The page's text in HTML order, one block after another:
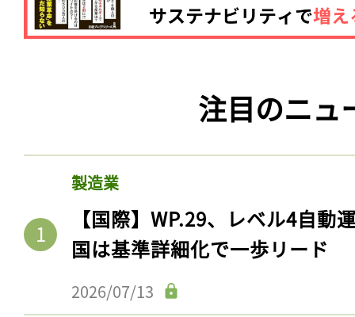
注目のニュ
製造業
【国際】WP.29、レベル4自動
国は基準詳細化で一歩リード
2026/07/13